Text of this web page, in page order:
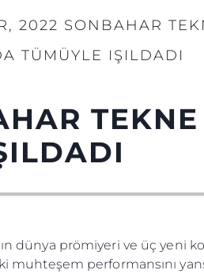
2022 SONBAHAR
TÜMÜYLE IŞILDADI
TEKNE
dünya prömiyeri ve üç yeni
performansını